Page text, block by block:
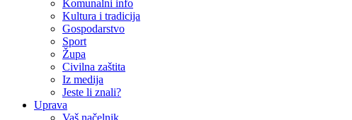
Komunalni info
Kultura i tradicija
Gospodarstvo
Sport
Župa
Civilna zaštita
Iz medija
Jeste li znali?
Uprava